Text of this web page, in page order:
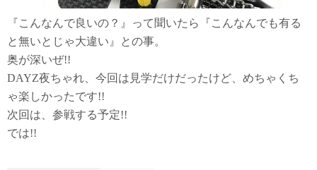
『こんなんで良いの？』って聞いたら『こんなんでも有る
と無いとじゃ大違い』との事。
奥が深いぜ!!
DAYZ夜ちゃれ、今回は見学だけだったけど、めちゃくち
ゃ楽しかったです!!
次回は、参戦する予定!!
では!!